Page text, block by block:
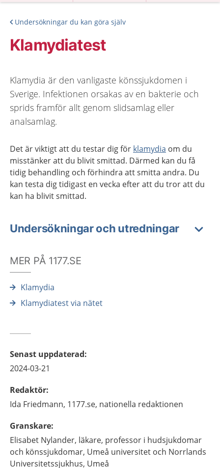
Undersökningar du kan göra själv
Klamydiatest
Klamydia är den vanligaste könssjukdomen i
Sverige. Infektionen orsakas av en bakterie och
sprids framför allt genom slidsamlag eller
analsamlag.
Det är viktigt att du testar dig för klamydia om du
misstänker att du blivit smittad. Därmed kan du få
tidig behandling och förhindra att smitta andra. Du
kan testa dig tidigast en vecka efter att du tror att du
kan ha blivit smittad.
Undersökningar och utredningar
MER PÅ 1177.SE
Klamydia
Klamydiatest via nätet
Senast uppdaterad:
2024-03-21
Redaktör:
Ida Friedmann, 1177.se, nationella redaktionen
Granskare:
Elisabet Nylander, läkare, professor i hudsjukdomar
och könssjukdomar, Umeå universitet och Norrlands
Universitetssjukhus, Umeå